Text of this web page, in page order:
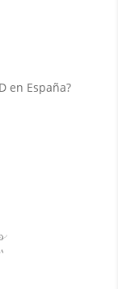
en España?